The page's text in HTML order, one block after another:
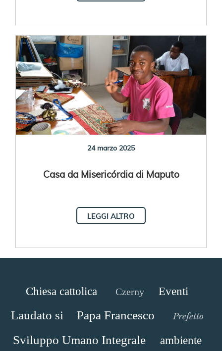
24 marzo 2025
Casa da Misericórdia di Maputo
LEGGI ALTRO
Chiesa cattolica Czerny Eventi
Laudato si Papa Francesco Prefetto
Sviluppo Umano Integrale ambiente